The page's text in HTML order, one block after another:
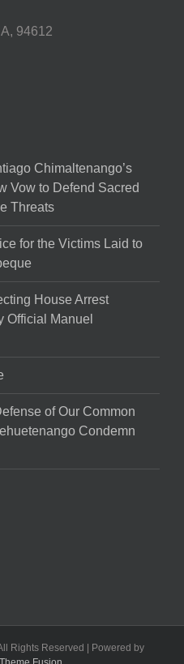
94612
Chimaltenango’s
Vow to Defend Sacred
Threats
for the Victims Laid to
House Arrest
Official Manuel
of Our Common
Condemn
Rights Reserved | Powered by